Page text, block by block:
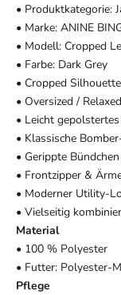
• Produktkategorie:
• Marke: ANINE
• Modell: Cropped
• Farbe: Dark Grey
• Cropped Silhouette
• Oversized /
• Leicht
• Klassische
• Gerippte
• Frontzipper &
• Moderner Utility-
• Vielseitig
Material
• 100 % Polyester
• Futter: Polyester-
Pflege